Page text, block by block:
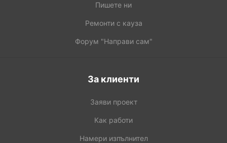
Пишете ни
Ремонти с кауза
Форум "Направи сам"
За клиенти
Заяви проект
Как работи
Намери изпълнител